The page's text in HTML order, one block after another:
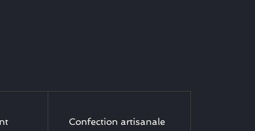
Confection artisanale